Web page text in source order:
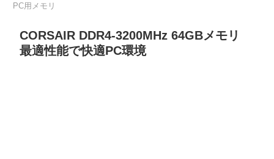
PC用メモリ
CORSAIR DDR4-3200MHz 64GBメモリ
最適性能で快適PC環境